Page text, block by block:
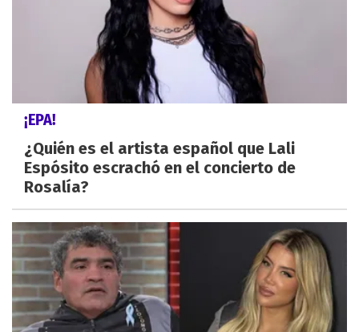
¡EPA!
¿Quién es el artista español que Lali
Espósito escrachó en el concierto de
Rosalía?